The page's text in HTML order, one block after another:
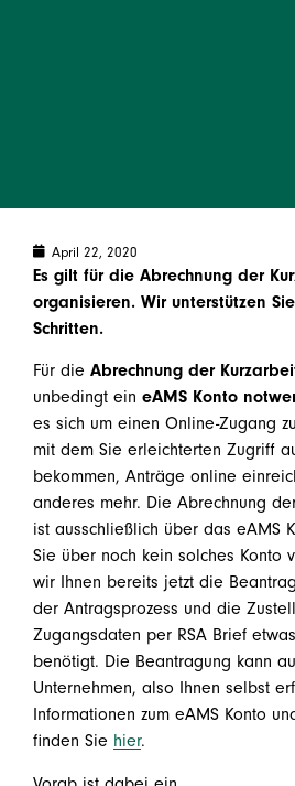
April 22, 2020
Es gilt für die Abrechnung der
organisieren. Wir unterstützen
Schritten.
Für die Abrechnung der
unbedingt ein eAMS Konto
es sich um einen Online-Zugang
mit dem Sie erleichterten Zugriff
bekommen, Anträge online
anderes mehr. Die Abrechnung
ist ausschließlich über das eAMS
Sie über noch kein solches Konto
wir Ihnen bereits jetzt die
der Antragsprozess und die
Zugangsdaten per RSA Brief
benötigt. Die Beantragung kann
Unternehmen, also Ihnen selbst
Informationen zum eAMS Konto
finden Sie hier.